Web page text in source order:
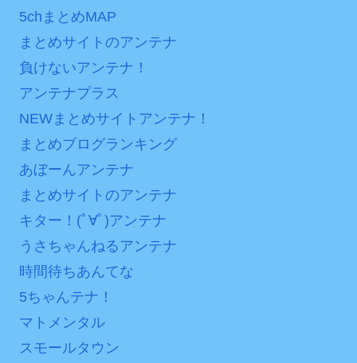
5chまとめMAP
まとめサイトのアンテナ
負けないアンテナ！
アンテナプラス
NEWまとめサイトアンテナ！
まとめブログランキング
あぼーんアンテナ
まとめサイトのアンテナ
キター！(ﾟ∀ﾟ)アンテナ
うさちゃんねるアンテナ
時間待ちあんてな
5ちゃんテナ！
マトメンタル
スモールタウン